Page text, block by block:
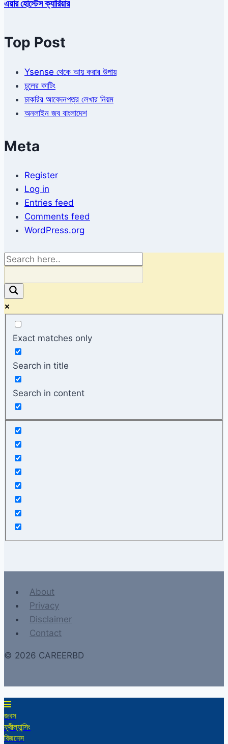
এয়ার হোস্টেস ক্যারিয়ার
Top Post
Ysense থেকে আয় করার উপায়
চুলের কাটিং
চাকরির আবেদনপত্র লেখার নিয়ম
অনলাইন জব বাংলাদেশ
Meta
Register
Log in
Entries feed
Comments feed
WordPress.org
Exact matches only
Search in title
Search in content
About
Privacy
Disclaimer
Contact
© 2026 CAREERBD
জবস
ফ্রীল্যান্সিং
বিজনেস